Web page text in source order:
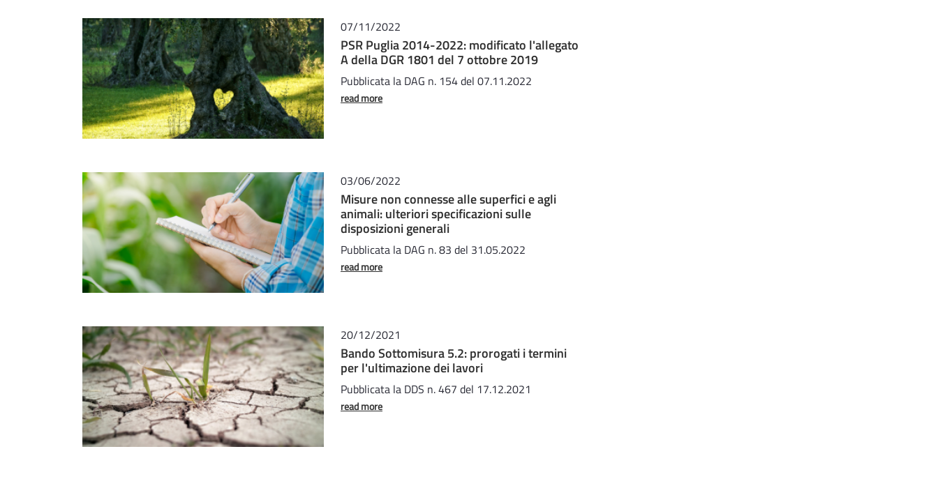
07/11/2022
PSR Puglia 2014-2022: modificato l'allegato
A della DGR 1801 del 7 ottobre 2019
Pubblicata la DAG n. 154 del 07.11.2022
read more
03/06/2022
Misure non connesse alle superfici e agli
animali: ulteriori specificazioni sulle
disposizioni generali
Pubblicata la DAG n. 83 del 31.05.2022
read more
20/12/2021
Bando Sottomisura 5.2: prorogati i termini
per l'ultimazione dei lavori
Pubblicata la DDS n. 467 del 17.12.2021
read more